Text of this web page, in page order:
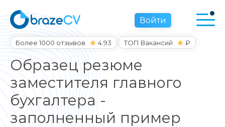
Войти
Более 1000 отзывов 4.93 ТОП Вакансий ₽
Образец резюме
заместителя главного
бухгалтера -
заполненный пример